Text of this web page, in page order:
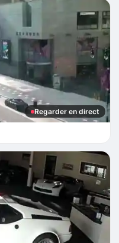
Regarder en direct